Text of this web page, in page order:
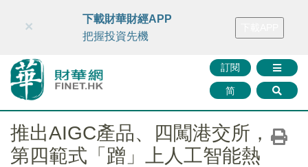
財華智庫網 FINTV FINMETA 財華證券 媒體矩陣
訂閱
简
×
下載財華財經APP
把握投資先機
推出AIGC產品、四闖港交所，
第四範式「蹭」上人工智能熱